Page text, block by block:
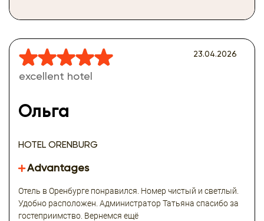
excellent hotel
Ольга
HOTEL ORENBURG
23.04.2026
Advantages
Отель в Оренбурге понравился. Номер чистый и светлый.
Удобно расположен. Администратор Татьяна спасибо за
гостеприимство. Вернемся ещё